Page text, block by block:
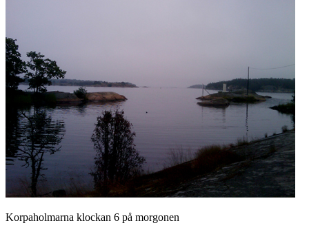
Korpaholmarna klockan 6 på morgonen